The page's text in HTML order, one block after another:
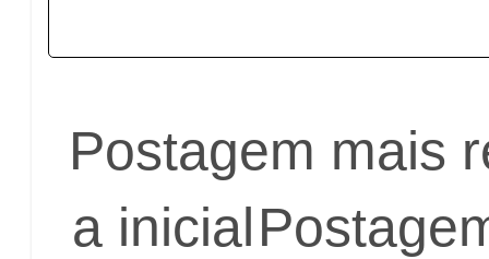
Postagem mais
a inicial